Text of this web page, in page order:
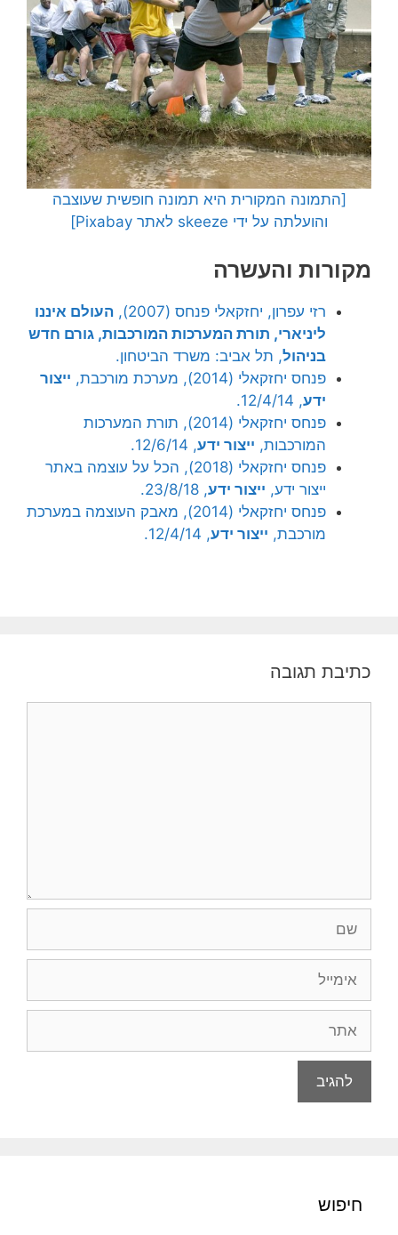
[התמונה המקורית היא תמונה חופשית שעוצבה
והועלתה על ידי skeeze לאתר Pixabay]
מקורות והעשרה
רזי עפרון, יחזקאלי פנחס (2007),
העולם איננו
ליניארי, תורת המערכות המורכבות, גורם חדש
בניהול, תל אביב: משרד הביטחון.
פנחס יחזקאלי (2014), מערכת מורכבת,
ייצור
ידע, 12/4/14.
פנחס יחזקאלי (2014), תורת המערכות
המורכבות, ייצור ידע, 12/6/14.
פנחס יחזקאלי (2018), הכל על עוצמה באתר
ייצור ידע, ייצור ידע, 23/8/18.
פנחס יחזקאלי (2014), מאבק העוצמה במערכת
מורכבת, ייצור ידע, 12/4/14.
כתיבת תגובה
חיפוש